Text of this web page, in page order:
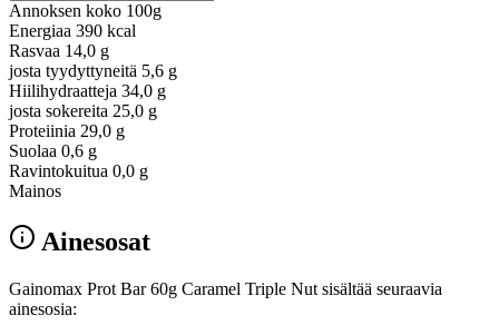
Annoksen koko 100g
Energiaa 390 kcal
Rasvaa 14,0 g
josta tyydyttyneitä 5,6 g
Hiilihydraatteja 34,0 g
josta sokereita 25,0 g
Proteiinia 29,0 g
Suolaa 0,6 g
Ravintokuitua 0,0 g
Mainos
Ainesosat
Gainomax Prot Bar 60g Caramel Triple Nut sisältää seuraavia
ainesosia: